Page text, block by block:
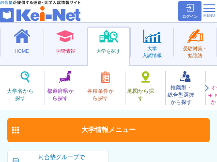
ログイン
HOME 学問情報 大学を探す
大学名から
探す
都道府県か
ら探す
各種条件か
ら探す
地図から探
す
推薦型・
総合型選抜
から探す
キ
か
大学
入試情報
受験対策・
勉強法
公立
ちばけんりつほけんいりょう
千葉県立保健医療大学 お気に入り
河合塾グループで
大学情報 メニュー